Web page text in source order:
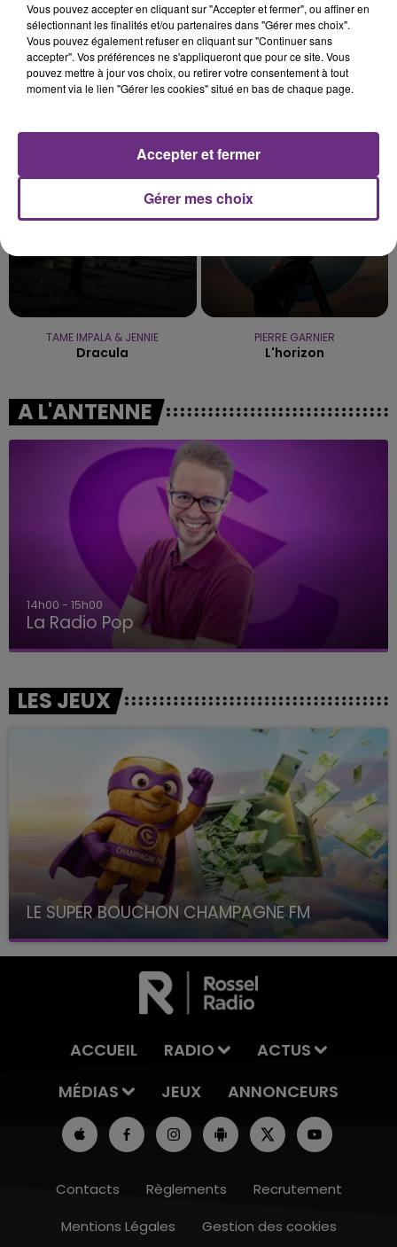
EVANESCENCE
TAME IMPALA & JENNIE
Dracula
23h37
23h37
PIERRE GARNIER
L'horizon
A L'ANTENNE
14h00 - 15h00
La Radio Pop
LES JEUX
LE SUPER BOUCHON CHAMPAGNE FM
avec La Famille Champagne FM, à 8H10
ACCUEIL RADIO
ACTUS
MÉDIAS
JEUX ANNONCEURS
Contacts Règlements
Recrutement
Mentions Légales
Gestion des cookies
Vous pouvez accepter en cliquant sur "Accepter et fermer", ou affiner en
sélectionnant les finalités et/ou partenaires dans "Gérer mes choix".
Vous pouvez également refuser en cliquant sur "Continuer sans
accepter". Vos préférences ne s'appliqueront que pour ce site. Vous
pouvez mettre à jour vos choix, ou retirer votre consentement à tout
moment via le lien "Gérer les cookies" situé en bas de chaque page.
Gérer mes choix
Accepter et fermer